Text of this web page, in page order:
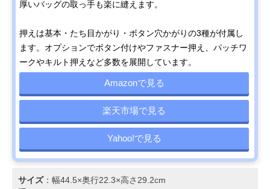
厚いバッグの取っ手も楽に縫えます。
押えは基本・たち目かがり・ボタン穴かがりの3種が付属し
ます。オプションでボタン付けやファスナー押え、パッチワ
ークやキルト押えなど多数を展開しています。
Amazonで見る
楽天市場で見る
Yahoo!で見る
サイズ：幅44.5×奥行22.3×高さ29.2cm